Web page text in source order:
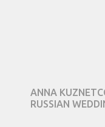
ANNA
RUSSIAN